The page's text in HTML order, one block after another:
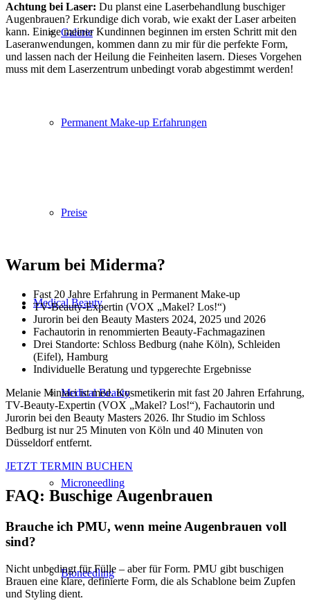
Galerie
Permanent Make-up Erfahrungen
Preise
Medical Beauty
Medical Beauty
Microneedling
Bioneedling
Achtung bei Laser: Du planst eine Laserbehandlung buschiger
Augenbrauen? Erkundige dich vorab, wie exakt der Laser arbeiten
kann. Einige meiner Kundinnen beginnen im ersten Schritt mit den
Laseranwendungen, kommen dann zu mir für die perfekte Form,
und lassen nach der Heilung die Feinheiten lasern. Dieses Vorgehen
muss mit dem Laserzentrum unbedingt vorab abgestimmt werden!
Warum bei Miderma?
Fast 20 Jahre Erfahrung in Permanent Make-up
TV-Beauty-Expertin (VOX „Makel? Los!“)
Jurorin bei den Beauty Masters 2024, 2025 und 2026
Fachautorin in renommierten Beauty-Fachmagazinen
Drei Standorte: Schloss Bedburg (nahe Köln), Schleiden
(Eifel), Hamburg
Individuelle Beratung und typgerechte Ergebnisse
Melanie Miniaci ist med. Kosmetikerin mit fast 20 Jahren Erfahrung,
TV-Beauty-Expertin (VOX „Makel? Los!“), Fachautorin und
Jurorin bei den Beauty Masters 2026. Ihr Studio im Schloss
Bedburg ist nur 25 Minuten von Köln und 40 Minuten von
Düsseldorf entfernt.
JETZT TERMIN BUCHEN
FAQ: Buschige Augenbrauen
Brauche ich PMU, wenn meine Augenbrauen voll
sind?
Nicht unbedingt für Fülle – aber für Form. PMU gibt buschigen
Brauen eine klare, definierte Form, die als Schablone beim Zupfen
und Styling dient.